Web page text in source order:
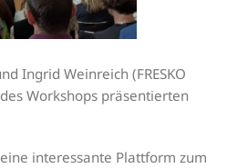
Ingrid Weinreich (FRESKO
Workshops präsentierten
interessante Plattform zum